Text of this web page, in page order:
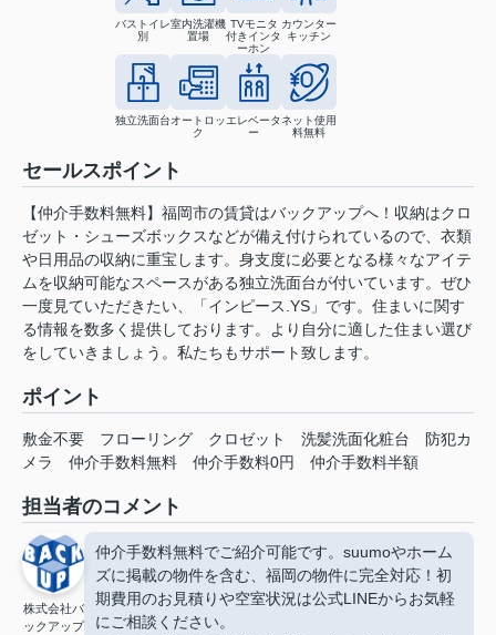
バストイレ
別
室内洗濯機
置場
TVモニタ
付きインタ
ーホン
カウンター
キッチン
独立洗面台オートロッ
ク
エレベータ
ー
ネット使用
料無料
セールスポイント
【仲介手数料無料】福岡市の賃貸はバックアップへ！収納はクロ
ゼット・シューズボックスなどが備え付けられているので、衣類
や日用品の収納に重宝します。身支度に必要となる様々なアイテ
ムを収納可能なスペースがある独立洗面台が付いています。ぜひ
一度見ていただきたい、「インピース.YS」です。住まいに関す
る情報を数多く提供しております。より自分に適した住まい選び
をしていきましょう。私たちもサポート致します。
ポイント
敷金不要 フローリング クロゼット 洗髪洗面化粧台
防犯カ
メラ
仲介手数料無料 仲介手数料0円 仲介手数料半額
担当者のコメント
株式会社バ
ックアップ
仲介手数料無料でご紹介可能です。suumoやホーム
ズに掲載の物件を含む、福岡の物件に完全対応！初
期費用のお見積りや空室状況は公式LINEからお気軽
にご相談ください。